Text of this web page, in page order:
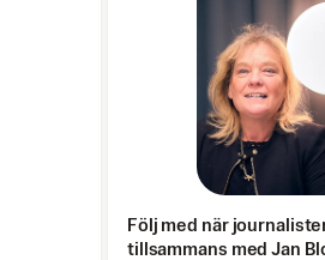
Följ med när
tillsammans med Jan